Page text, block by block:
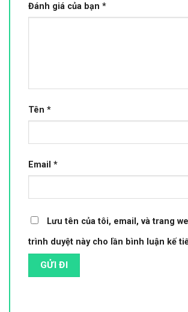
Đánh giá của bạn *
Tên *
Email *
Lưu tên của tôi, email, và trang
trình duyệt này cho lần bình luận kế